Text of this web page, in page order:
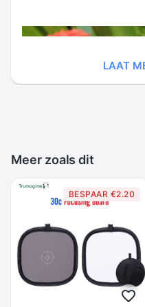
LAAT
Meer zoals dit
BESPAAR €2.20